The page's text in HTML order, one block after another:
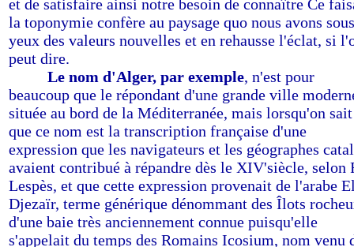
et de satisfaire ainsi notre besoin de connaître Ce
la toponymie confère au paysage quo nous avons
yeux des valeurs nouvelles et en rehausse l'éclat, si
peut dire.
Le nom d'Alger, par exemple, n'est pour
beaucoup que le répondant d'une grande ville
située au bord de la Méditerranée, mais lorsqu'on sait
que ce nom est la transcription française d'une
expression que les navigateurs et les géographes
avaient contribué à répandre dès le XIV'siècle, selon
Lespès, et que cette expression provenait de l'arabe
Djezaïr, terme générique dénommant des Îlots
d'une baie très anciennement connue puisqu'elle
s'appelait du temps des Romains Icosium, nom venu